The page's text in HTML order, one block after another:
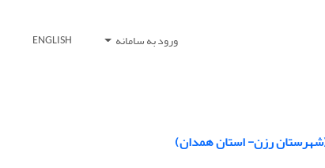
ورود به سامانه ENGLISH
رزن- استان همدان)